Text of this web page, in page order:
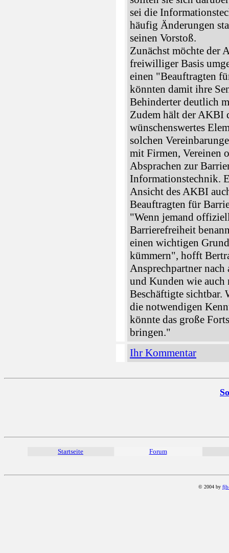
sei die
häufig Änderungen
seinen Vorstoß.
Zunächst möchte der
freiwilliger Basis
einen "Beauftragten
könnten damit ihre
Behinderter deutlich
Zudem hält der AKBI
wünschenswertes
solchen
mit Firmen, Vereinen
Absprachen zur
Informationstechnik.
Ansicht des AKBI
Beauftragten für
"Wenn jemand
Barrierefreiheit
einen wichtigen
kümmern", hofft
Ansprechpartner
und Kunden wie auch
Beschäftigte sichtbar.
die notwendigen
könnte das große
bringen."
Ihr Kommentar
Startseite Forum
© 2004 by